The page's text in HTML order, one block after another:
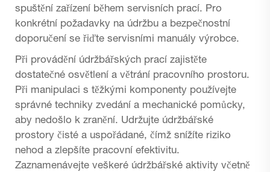
spuštění zařízení během servisních prací. Pro
konkrétní požadavky na údržbu a bezpečnostní
doporučení se řiďte servisními manuály výrobce.
Při provádění údržbářských prací zajistěte
dostatečné osvětlení a větrání pracovního prostoru.
Při manipulaci s těžkými komponenty používejte
správné techniky zvedání a mechanické pomůcky,
aby nedošlo k zranění. Udržujte údržbářské
prostory čisté a uspořádané, čímž snížíte riziko
nehod a zlepšíte pracovní efektivitu.
Zaznamenávejte veškeré údržbářské aktivity včetně